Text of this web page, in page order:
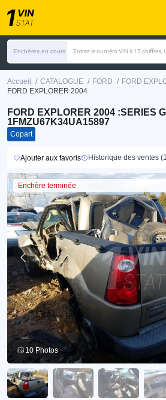
Enchères en cours Entrez le numéro VIN à 17
Accueil / CATALOGUE / FORD / FORD
FORD EXPLORER 2004
FORD EXPLORER 2004 :SERIES
1FMZU67K34UA15897
Copart
Ajouter aux favoris Historique des ventes
Enchère terminée
10 Photos